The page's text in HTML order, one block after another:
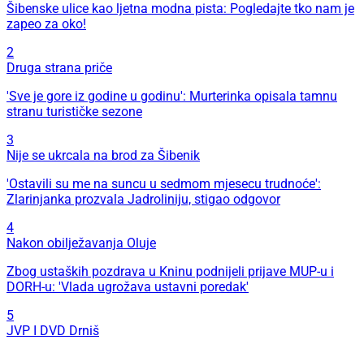
Šibenske ulice kao ljetna modna pista: Pogledajte tko nam je
zapeo za oko!
2
Druga strana priče
'Sve je gore iz godine u godinu': Murterinka opisala tamnu
stranu turističke sezone
3
Nije se ukrcala na brod za Šibenik
'Ostavili su me na suncu u sedmom mjesecu trudnoće':
Zlarinjanka prozvala Jadroliniju, stigao odgovor
4
Nakon obilježavanja Oluje
Zbog ustaških pozdrava u Kninu podnijeli prijave MUP-u i
DORH-u: 'Vlada ugrožava ustavni poredak'
5
JVP I DVD Drniš